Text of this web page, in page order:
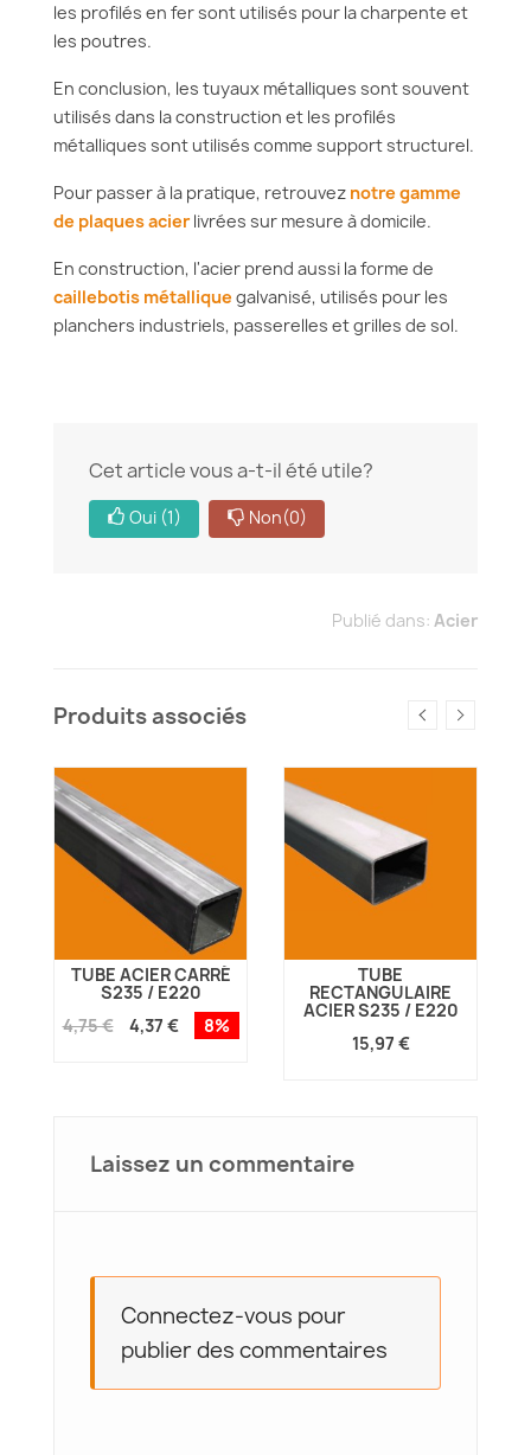
les profilés en fer sont utilisés pour la charpente et
les poutres.
En conclusion, les tuyaux métalliques sont souvent
utilisés dans la construction et les profilés
métalliques sont utilisés comme support structurel.
Pour passer à la pratique, retrouvez notre gamme
de plaques acierlivrées sur mesure à domicile.
En construction, l'acier prend aussi la forme de
caillebotis métalliquegalvanisé, utilisés pour les
planchers industriels, passerelles et grilles de sol.
Cet article vous a-t-il été utile?
Oui (1) Non(0)
Publié dans: Acier
Produits associés
TUBE ACIER CARRÉ
S235 / E220
4,75 €
4,37 € 8%
TUBE
RECTANGULAIRE
ACIER S235 / E220
15,97 €
Laissez un commentaire
Connectez-vous pour
publier des commentaires